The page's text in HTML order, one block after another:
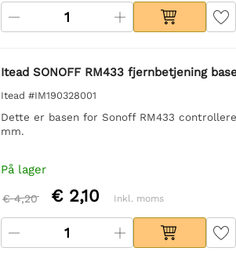
Itead SONOFF RM433 fjernbetjening
Itead #IM190328001
Dette er basen for Sonoff RM433
mm.
På lager
€ 4,20 € 2,10 Inkl. moms